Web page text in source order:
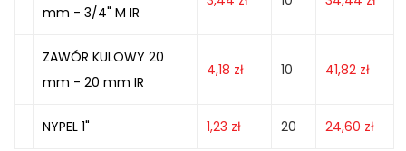
mm - 3/4" M IR
ZAWÓR KULOWY 20
mm - 20 mm IR
4,18 zł 10 41,82 zł
NYPEL 1" 1,23 zł 20 24,60 zł